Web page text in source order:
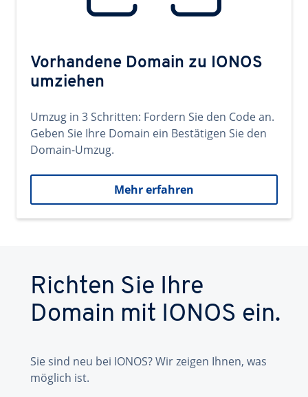
Vorhandene Domain zu IONOS
umziehen
Umzug in 3 Schritten: Fordern Sie den Code an.
Geben Sie Ihre Domain ein Bestätigen Sie den
Domain-Umzug.
Mehr erfahren
Richten Sie Ihre
Domain mit IONOS ein.
Sie sind neu bei IONOS? Wir zeigen Ihnen, was
möglich ist.